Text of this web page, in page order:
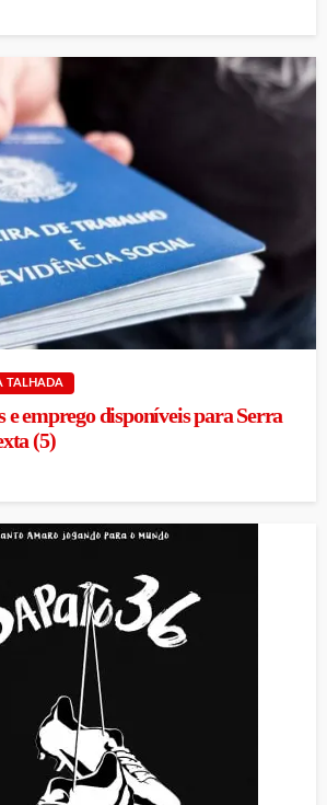
TALHADA
e emprego disponíveis para Serra
(5)